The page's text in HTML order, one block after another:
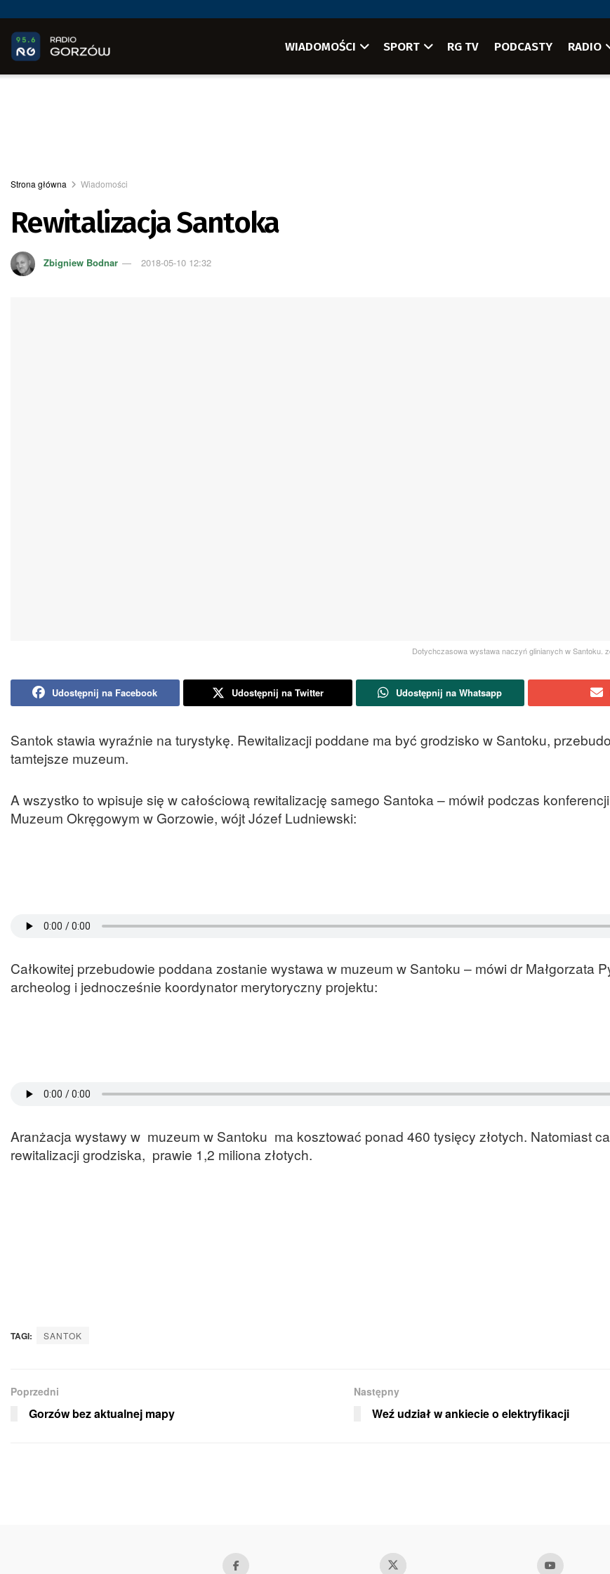
WIADOMOŚCI SPORT RG TV PODCASTY RADIO
Strona główna Wiadomości
Rewitalizacja Santoka
Zbigniew Bodnar 2018-05-10 12:32
Dotychczasowa wystawa naczyń glinianych w Santoku.
Udostępnij na Facebook Udostępnij na Twitter Udostępnij na Whatsapp
Santok stawia wyraźnie na turystykę. Rewitalizacji poddane ma być grodzisko w Santoku,
tamtejsze muzeum.
A wszystko to wpisuje się w całościową rewitalizację samego Santoka – mówił podczas
Muzeum Okręgowym w Gorzowie, wójt Józef Ludniewski:
Całkowitej przebudowie poddana zostanie wystawa w muzeum w Santoku – mówi dr Małgorzata
archeolog i jednocześnie koordynator merytoryczny projektu:
Aranżacja wystawy w muzeum w Santoku ma kosztować ponad 460 tysięcy złotych. Natomiast
rewitalizacji grodziska, prawie 1,2 miliona złotych.
TAGI: SANTOK
Poprzedni
Gorzów bez aktualnej mapy
Następny
Weź udział w ankiecie o elektryfikacji